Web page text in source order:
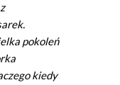
pokoleń
kiedy